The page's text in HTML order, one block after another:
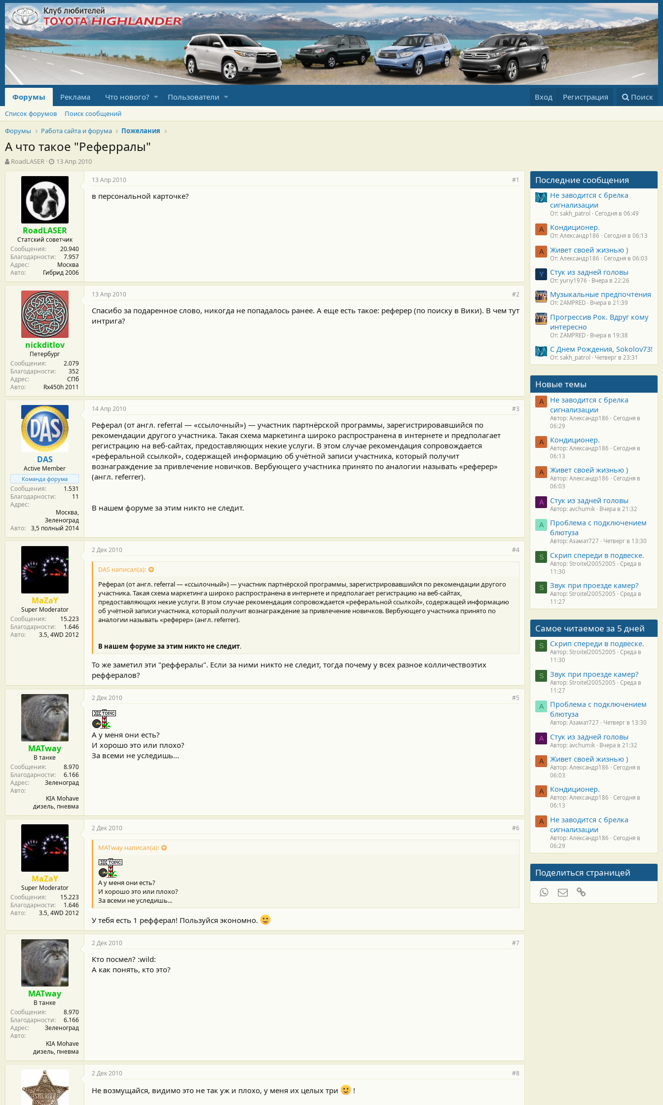
Форумы Реклама Что нового? Пользователи Вход Регистрация Поиск
Список форумов
Поиск сообщений
Форумы
Работа сайта и форума Пожелания
А что такое "Реферралы"
А
в
RoadLASER
Д
а
т
а
н
а
ч
а
л
а
13 Апр 2010
RoadLASER
Статский советчик
Сообщения
20.940
Благодарности
7.957
Адрес
Москва
Авто
Гибрид 2006
13 Апр 2010 #1
в персональной карточке?
nickditlov
Петербург
Сообщения
2.079
Благодарности
352
Адрес
СПб
Авто
Rx450h 2011
13 Апр 2010 #2
Спасибо за подаренное слово, никогда не попадалось ранее. А еще есть такое: реферер (по поиску в Вики). В чем тут
интрига?
DAS
Active Member
Команда форума
Сообщения
1.531
Благодарности
11
Адрес
Москва,
Зеленоград
Авто
3,5 полный 2014
14 Апр 2010 #3
Реферал (от англ. referral — «ссылочный») — участник партнёрской программы, зарегистрировавшийся по
рекомендации другого участника. Такая схема маркетинга широко распространена в интернете и предполагает
регистрацию на веб-сайтах, предоставляющих некие услуги. В этом случае рекомендация сопровождается
«реферальной ссылкой», содержащей информацию об учётной записи участника, который получит
вознаграждение за привлечение новичков. Вербующего участника принято по аналогии называть «реферер»
(англ. referrer).
В нашем форуме за этим никто не следит.
MaZaY
Super Moderator
Сообщения
15.223
Благодарности
1.646
Авто
3.5, 4WD 2012
2 Дек 2010 #4
DAS написал(а):
Реферал (от англ. referral — «ссылочный») — участник партнёрской программы, зарегистрировавшийся по рекомендации другого
участника. Такая схема маркетинга широко распространена в интернете и предполагает регистрацию на веб-сайтах,
предоставляющих некие услуги. В этом случае рекомендация сопровождается «реферальной ссылкой», содержащей информацию
об учётной записи участника, который получит вознаграждение за привлечение новичков. Вербующего участника принято по
аналогии называть «реферер» (англ. referrer).
В нашем форуме за этим никто не следит.
То же заметил эти "реффералы". Если за ними никто не следит, тогда почему у всех разное колличествоэтих
реффералов?
MATway
В танке
Сообщения
8.970
Благодарности
6.166
Адрес
Зеленоград
Авто
KIA Mohave
дизель, пневма
2 Дек 2010 #5
А у меня они есть?
И хорошо это или плохо?
За всеми не уследишь...
MaZaY
Super Moderator
Сообщения
15.223
Благодарности
1.646
Авто
3.5, 4WD 2012
2 Дек 2010 #6
MATway написал(а):
А у меня они есть?
И хорошо это или плохо?
За всеми не уследишь...
У тебя есть 1 рефферал! Пользуйся экономно.
MATway
В танке
Сообщения
8.970
Благодарности
6.166
Адрес
Зеленоград
Авто
KIA Mohave
дизель, пневма
2 Дек 2010 #7
Кто посмел? :wild:
А как понять, кто это?
2 Дек 2010 #8
Не возмущайся, видимо это не так уж и плохо, у меня их целых три !
Последние сообщения
Не заводится с брелка
сигнализации
От: sakh_patrol Сегодня в 06:49
А Кондиционер.
От: Александр186 Сегодня в 06:13
А Живет своей жизнью )
От: Александр186 Сегодня в 06:03
Y Стук из задней головы
От: yuriy1976 Вчера в 22:26
Музыкальные предпочтения
От: ZAMPRED Вчера в 21:39
Прогрессив Рок. Вдруг кому
интересно
От: ZAMPRED Вчера в 19:38
С Днем Рождения, Sokolov73!
От: sakh_patrol Четверг в 23:31
Новые темы
А
Не заводится с брелка
сигнализации
Автор: Александр186
Сегодня в
06:29
А Кондиционер.
Автор: Александр186
Сегодня в
06:13
А Живет своей жизнью )
Автор: Александр186
Сегодня в
06:03
A Стук из задней головы
Автор: avchumik Вчера в 21:32
А
Проблема с подключением
блютуза
Автор: Азамат727 Четверг в 13:30
S Скрип спереди в подвеске.
Автор: Stroitel20052005
Среда в
11:30
S Звук при проезде камер?
Автор: Stroitel20052005
Среда в
11:27
Самое читаемое за 5 дней
S Скрип спереди в подвеске.
Автор: Stroitel20052005
Среда в
11:30
S Звук при проезде камер?
Автор: Stroitel20052005
Среда в
11:27
А
Проблема с подключением
блютуза
Автор: Азамат727 Четверг в 13:30
A Стук из задней головы
Автор: avchumik Вчера в 21:32
А Живет своей жизнью )
Автор: Александр186
Сегодня в
06:03
А Кондиционер.
Автор: Александр186
Сегодня в
06:13
А
Не заводится с брелка
сигнализации
Автор: Александр186
Сегодня в
06:29
Поделиться страницей
WhatsAppЭлектронная почта